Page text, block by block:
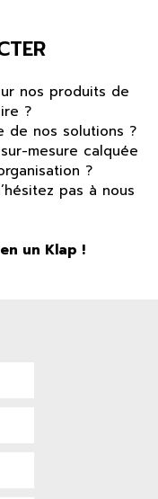
nos produits de
?
de nos solutions ?
mesure calquée
?
pas à nous
un Klap !